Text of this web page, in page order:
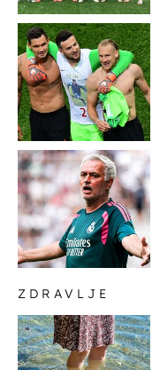
ZDRAVLJE